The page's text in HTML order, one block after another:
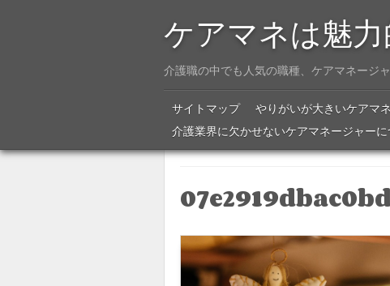
ケアマネは魅
介護職の中でも人気の職種、ケアマネージ
Menu
SKIP TO CONTENT
サイトマップ やりがいが大きいケアマ
介護業界に欠かせないケアマネージャーに